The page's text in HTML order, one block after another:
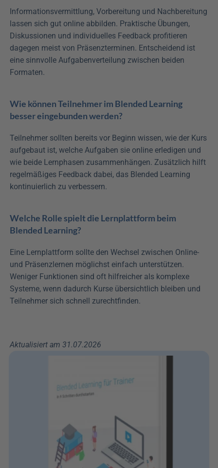
Informationsvermittlung, Vorbereitung und Nachbereitung
lassen sich gut online abbilden. Praktische Übungen,
Diskussionen und individuelles Feedback profitieren
dagegen meist von Präsenzterminen. Entscheidend ist
eine sinnvolle Aufgabenverteilung zwischen beiden
Formaten.
Wie können Teilnehmer im Blended Learning
besser eingebunden werden?
Teilnehmer sollten bereits vor Beginn wissen, wie der Kurs
aufgebaut ist, welche Aufgaben sie online erledigen und
wie beide Lernphasen zusammenhängen. Zusätzlich hilft
regelmäßiges Feedback dabei, das Blended Learning
kontinuierlich zu verbessern.
Welche Rolle spielt die Lernplattform beim
Blended Learning?
Eine Lernplattform sollte den Wechsel zwischen Online-
und Präsenzlernen möglichst einfach unterstützen.
Weniger Funktionen sind oft hilfreicher als komplexe
Systeme, wenn dadurch Kurse übersichtlich bleiben und
Teilnehmer sich schnell zurechtfinden.
Aktualisiert am 31.07.2026